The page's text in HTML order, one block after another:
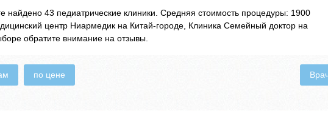
найдено 43 педиатрические клиники. Средняя стоимость процедуры: 1900
центр Ниармедик на Китай-городе, Клиника Семейный доктор на
обратите внимание на отзывы.
по цене